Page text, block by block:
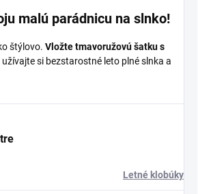
malú parádnicu na slnko!
štýlovo. Vložte tmavoružovú šatku s
užívajte si bezstarostné leto plné slnka a
Letné klobúky